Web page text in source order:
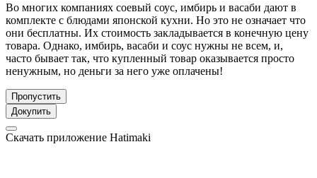
Во многих компаниях соевый соус, имбирь и васаби дают в
комплекте с блюдами японской кухни. Но это не означает что
они бесплатны. Их стоимость закладывается в конечную цену
товара. Однако, имбирь, васаби и соус нужны не всем, и,
часто бывает так, что купленный товар оказывается просто
ненужным, но деньги за него уже оплачены!
Пропустить
Докупить
Скачать приложение Hatimaki